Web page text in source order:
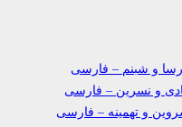
و شبنم – فارسی
و نسرین – فارسی
و تهمینه – فارسی